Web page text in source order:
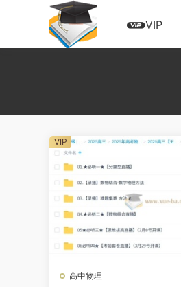
VIP
高中物理
VIP